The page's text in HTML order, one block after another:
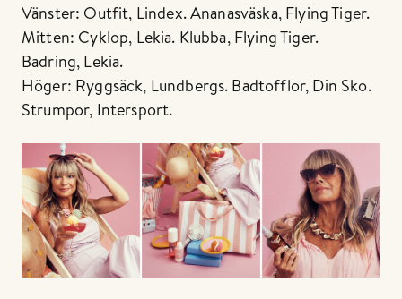
Vänster: Outfit, Lindex. Ananasväska, Flying Tiger.
Mitten: Cyklop, Lekia. Klubba, Flying Tiger.
Badring, Lekia.
Höger: Ryggsäck, Lundbergs. Badtofflor, Din Sko.
Strumpor, Intersport.